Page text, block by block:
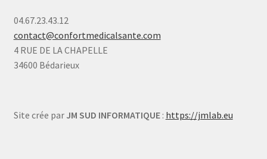
04.67.23.43.12
contact@confortmedicalsante.com
4 RUE DE LA CHAPELLE
34600 Bédarieux
Site crée par JM SUD INFORMATIQUE: https://jmlab.eu